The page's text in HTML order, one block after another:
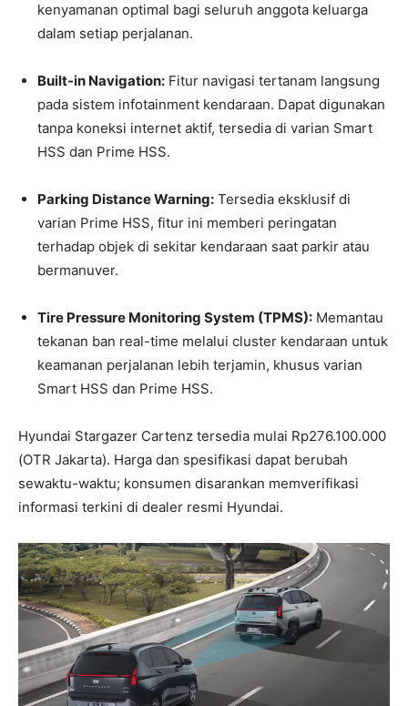
kenyamanan optimal bagi seluruh anggota keluarga
dalam setiap perjalanan.
Built-in Navigation: Fitur navigasi tertanam langsung
pada sistem infotainment kendaraan. Dapat digunakan
tanpa koneksi internet aktif, tersedia di varian Smart
HSS dan Prime HSS.
Parking Distance Warning: Tersedia eksklusif di
varian Prime HSS, fitur ini memberi peringatan
terhadap objek di sekitar kendaraan saat parkir atau
bermanuver.
Tire Pressure Monitoring System (TPMS): Memantau
tekanan ban real-time melalui cluster kendaraan untuk
keamanan perjalanan lebih terjamin, khusus varian
Smart HSS dan Prime HSS.
Hyundai Stargazer Cartenz tersedia mulai Rp276.100.000
(OTR Jakarta). Harga dan spesifikasi dapat berubah
sewaktu-waktu; konsumen disarankan memverifikasi
informasi terkini di dealer resmi Hyundai.